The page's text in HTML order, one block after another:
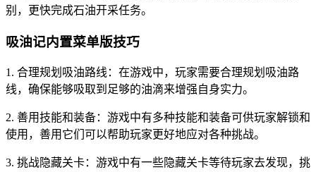
别，更快完成石油开采任务。
吸油记内置菜单版技巧
1. 合理规划吸油路线：在游戏中，玩家需要合理规划吸油路
线，确保能够吸取到足够的油滴来增强自身实力。
2. 善用技能和装备：游戏中有多种技能和装备可供玩家解锁和
使用，善用它们可以帮助玩家更好地应对各种挑战。
3. 挑战隐藏关卡：游戏中有一些隐藏关卡等待玩家去发现，挑